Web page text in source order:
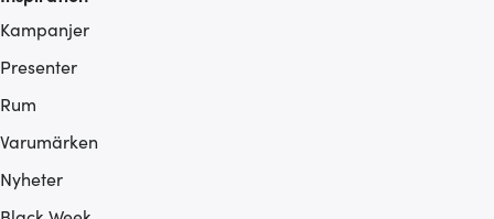
Kampanjer
Presenter
Rum
Varumärken
Nyheter